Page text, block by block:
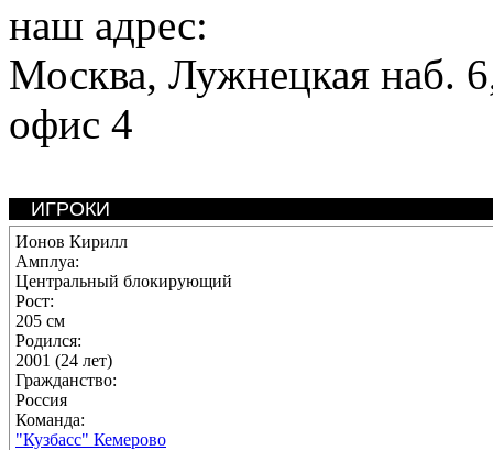
наш адрес:
Москва, Лужнецкая наб.
офис 4
ИГРОКИ
Ионов Кирилл
Амплуа:
Центральный блокирующий
Рост:
205 см
Родился:
2001 (24 лет)
Гражданство:
Россия
Команда:
"Кузбасс" Кемерово